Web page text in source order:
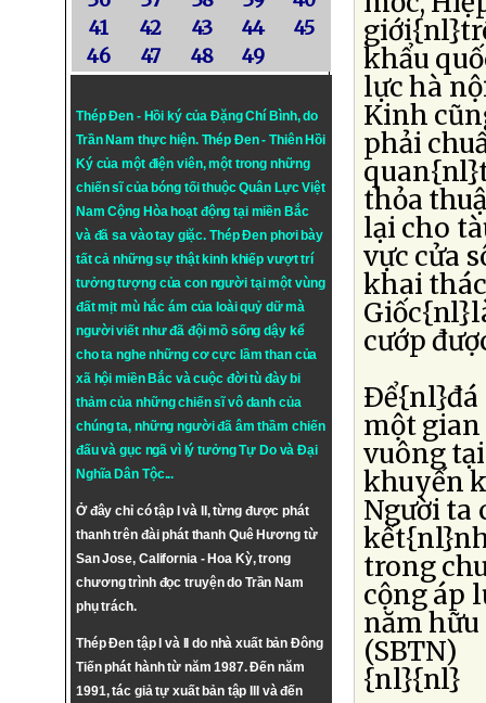
41
42 43 44
45
46
47 48 49
Thép Đen - Hồi ký của Đặng Chí Bình, do
Trần Nam thực hiện. Thép Đen- Thiên Hồi
Ký của một điện viên, một trong những
chiến sĩ của bóng tối thuộc Quân Lực Việt
Nam Cộng Hòa hoạt động tại miền Bắc
và đã sa vào tay giặc. Thép Đen phơi bày
tất cả những sự thật kinh khiếp vượt trí
tưởng tượng của con người tại một vùng
đất mịt mù hắc ám của loài quỷ dữ mà
người viết như đã đội mồ sống dậy kể
cho ta nghe những cơ cực lầm than của
xã hội miền Bắc và cuộc đời tù đày bi
thảm của những chiến sĩ vô danh của
chúng ta, những người đã âm thầm chiến
đấu và gục ngã vì lý tưởngTự DovàĐại
Nghĩa Dân Tộc...
Ở đây chỉ có tập I và II, từng được phát
thanh trên đài phát thanh Quê Hương từ
San Jose, California - Hoa Kỳ, trong
chương trình đọc truyện do Trần Nam
phụ trách.
Thép Đen tập I và II do nhà xuất bản Đông
Tiến phát hành từ năm 1987. Đến năm
1991, tác giả tự xuất bản tập III và đến
khẩu
lực hà
Kinh
phải
thỏa
lại cho
vực cửa
khai
cướp
Ðể{nl}đá
một
vuông
khuyến
Người ta
trong
cộng áp
năm
(SBTN)
{nl}{nl}